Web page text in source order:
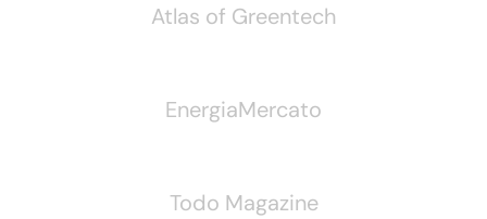
Atlas of Greentech
EnergiaMercato
Todo Magazine